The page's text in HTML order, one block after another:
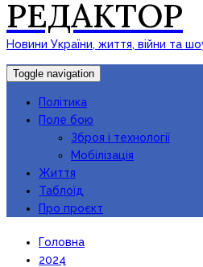
РЕДАКТОР
Новини України, життя, війни та
Toggle navigation
Політика
Поле бою
Зброя і технології
Мобілізація
Життя
Таблоїд
Про проєкт
Головна
2024